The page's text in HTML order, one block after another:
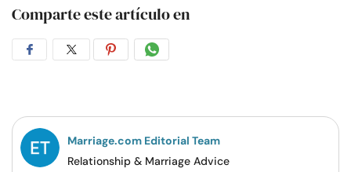
Comparte este artículo en
CompartirCompartirCompartirCompartir
Marriage.com Editorial Team
Relationship & Marriage Advice